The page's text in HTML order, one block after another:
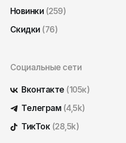
Новинки (259)
Скидки (76)
Социальные сети
Вконтакте (105к)
Телеграм (4,5k)
ТикТок (28,5k)